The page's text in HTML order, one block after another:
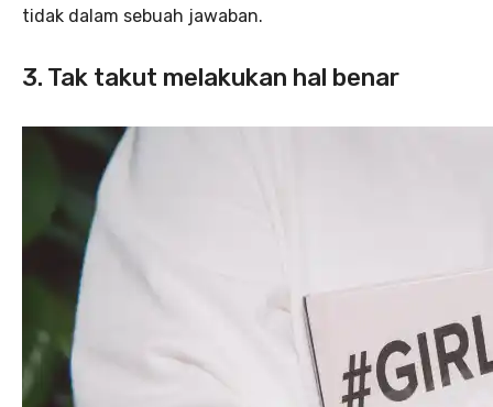
tidak dalam sebuah jawaban.
3. Tak takut melakukan hal benar